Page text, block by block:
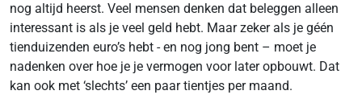
nog altijd heerst. Veel mensen denken dat beleggen alleen
interessant is als je veel geld hebt. Maar zeker als je géén
tienduizenden euro’s hebt - en nog jong bent – moet je
nadenken over hoe je je vermogen voor later opbouwt. Dat
kan ook met ‘slechts’ een paar tientjes per maand.